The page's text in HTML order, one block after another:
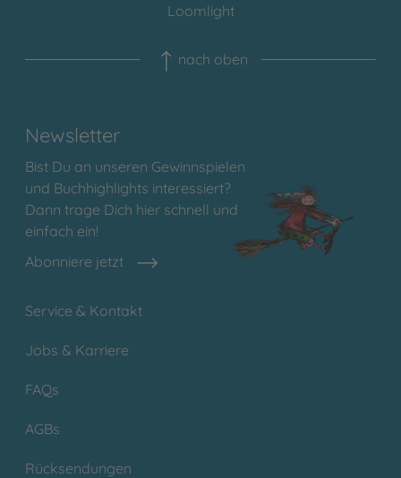
Loomlight
nach oben
Newsletter
Bist Du an unseren Gewinnspielen
und Buchhighlights interessiert?
Dann trage Dich hier schnell und
einfach ein!
Abonniere jetzt
Service & Kontakt
Jobs & Karriere
FAQs
AGBs
Rücksendungen